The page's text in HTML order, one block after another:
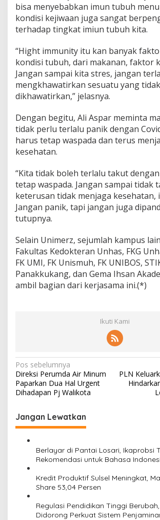
bisa menyebabkan imun tubuh
kondisi kejiwaan juga sangat
terhadap tingkat imiun tubuh kita.
“Hight immunity itu kan banyak
kondisi tubuh, dari makanan, faktor
Jangan sampai kita stres, jangan
mengkhawatirkan sesuatu yang
dikhawatirkan,” jelasnya.
Dengan begitu, Ali Aspar meminta
tidak perlu terlalu panik dengan
harus tetap waspada dan terus
kesehatan.
“Kita tidak boleh terlalu takut
tetap waspada. Jangan sampai tidak
keterusan tidak menjaga kesehatan,
Jangan panik, tapi jangan juga
tutupnya.
Selain Unimerz, sejumlah kampus
Fakultas Kedokteran Unhas, FKG
FK UMI, FK Unismuh, FK UNIBOS,
Panakkukang, dan Gema Ihsan
ambil bagian dari kerjasama ini.(*)
Ikuti Kami
N
a
v
i
g
Pos sebelumnya
Direksi Perumda Air Minum
Paparkan Dua Hal Urgent
Dihadapan Pj Walikota
PLN
Jangan Lewatkan
Berlayar di Pantai Losari, Ikaprobsi
Rekomendasi untuk Bahasa
Kredit Produktif Sulsel Meningkat,
Share 53,04 Persen
Regulasi Pendidikan Tinggi
Didorong Perkuat Sistem